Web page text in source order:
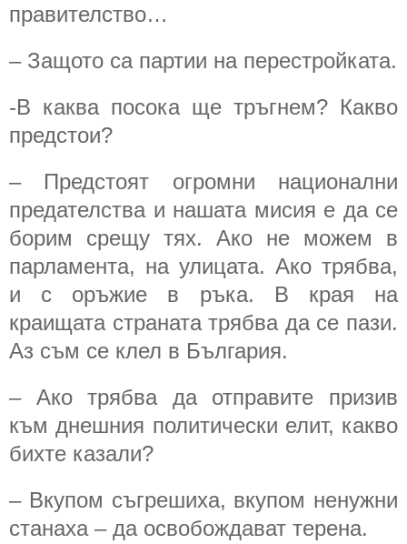
правителство…
– Защото са партии на перестройката.
-В каква посока ще тръгнем? Какво
предстои?
– Предстоят огромни национални
предателства и нашата мисия е да се
борим срещу тях. Ако не можем в
парламента, на улицата. Ако трябва,
и с оръжие в ръка. В края на
краищата страната трябва да се пази.
Аз съм се клел в България.
– Ако трябва да отправите призив
към днешния политически елит, какво
бихте казали?
– Вкупом съгрешиха, вкупом ненужни
станаха – да освобождават терена.